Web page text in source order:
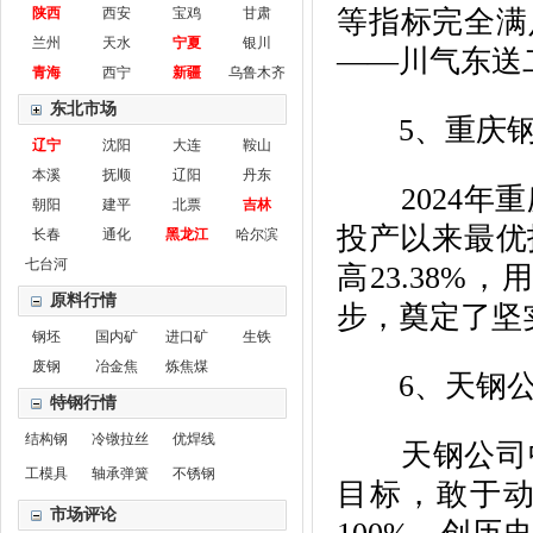
陕西 西安 宝鸡
甘肃
兰州
天水 宁夏
银川
青海
西宁 新疆 乌鲁木齐
东北市场
辽宁 沈阳 大连
鞍山
本溪
抚顺 辽阳
丹东
朝阳
建平 北票
吉林
长春
通化 黑龙江
哈尔滨
七台河
原料行情
钢坯 国内矿 进口矿
生铁
废钢
冶金焦 炼焦煤
特钢行情
结构钢 冷镦拉丝 优焊线
工模具 轴承弹簧 不锈钢
市场评论
等指标完全
——川气东送
5、重庆钢
2024年重
投产以来最
高23.38%，
步，奠定了坚
6、天钢公
天钢公司中
目标，敢于